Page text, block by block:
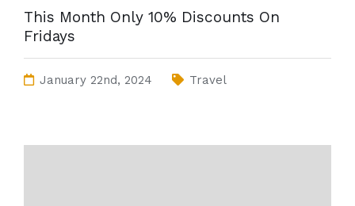
This Month Only 10% Discounts On
Fridays
January 22nd, 2024 Travel